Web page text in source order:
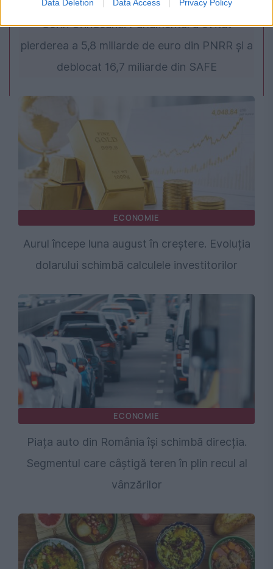
Data Deletion Data Access Privacy Policy
Sorin Grindeanu: Parlamentul a evitat
pierderea a 5,8 miliarde de euro din PNRR și a
deblocat 16,7 miliarde din SAFE
ECONOMIE
Aurul începe luna august în creștere. Evoluția
dolarului schimbă calculele investitorilor
ECONOMIE
Piața auto din România își schimbă direcția.
Segmentul care câștigă teren în plin recul al
vânzărilor